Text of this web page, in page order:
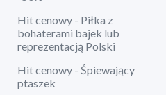
Hit cenowy - Piłka z
bohaterami bajek lub
reprezentacją Polski
Hit cenowy - Śpiewający
ptaszek